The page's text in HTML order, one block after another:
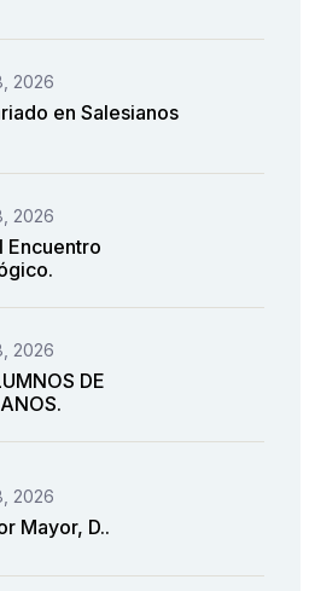
2026
en Salesianos
2026
Encuentro
2026
DE
2026
Mayor, D..